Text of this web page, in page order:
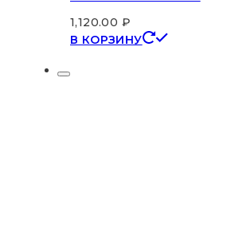
1,120.00 ₽
В КОРЗИНУ